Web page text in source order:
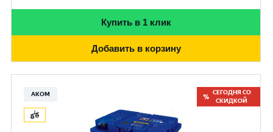
Купить в 1 клик
Добавить в корзину
АКОМ
СЕГОДНЯ СО
СКИДКОЙ